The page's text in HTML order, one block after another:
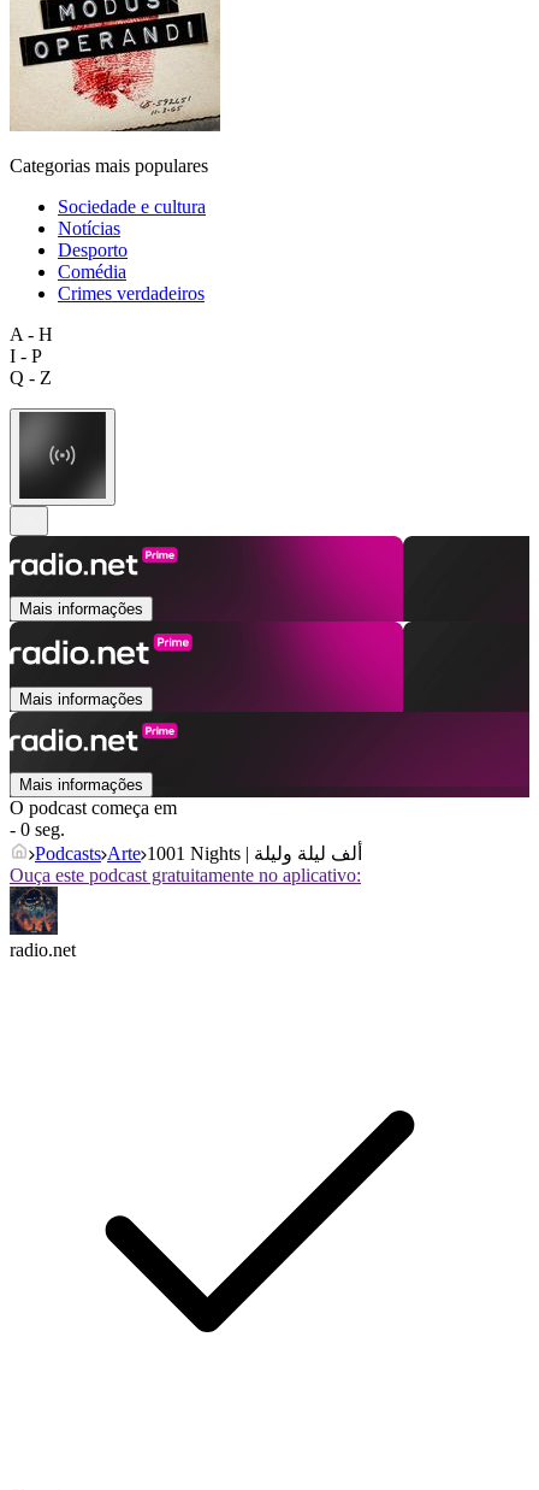
Categorias mais populares
Sociedade e cultura
Notícias
Desporto
Comédia
Crimes verdadeiros
A - H
I - P
Q - Z
Mais informações
Mais informações
Mais informações
O podcast começa em
- 0 seg.
Podcasts Arte
1001 Nights | ألف ليلة وليلة
Ouça este podcast gratuitamente no aplicativo:
radio.net